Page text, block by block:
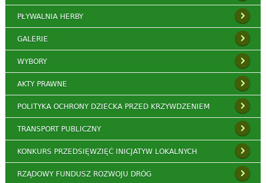
PŁYWALNIA HERBY
GALERIE
WYBORY
AKTY PRAWNE
POLITYKA OCHRONY DZIECKA PRZED KRZYWDZENIEM
TRANSPORT PUBLICZNY
KONKURS PRZEDSIĘWZIĘĆ INICJATYW LOKALNYCH
RZĄDOWY FUNDUSZ ROZWOJU DRÓG